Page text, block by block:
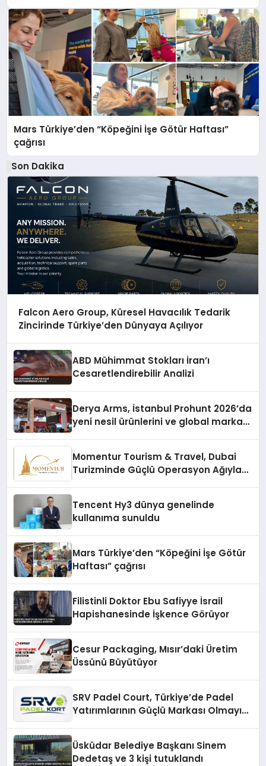
Mars Türkiye’den “Köpeğini İşe Götür Haftası”
çağrısı
Son Dakika
Falcon Aero Group, Küresel Havacılık Tedarik
Zincirinde Türkiye’den Dünyaya Açılıyor
ABD Mühimmat Stokları İran’ı
Cesaretlendirebilir Analizi
Derya Arms, İstanbul Prohunt 2026’da
yeni nesil ürünlerini ve global marka
Momentur Tourism & Travel, Dubai
Turizminde Güçlü Operasyon Ağıyla
Tencent Hy3 dünya genelinde
kullanıma sunuldu
Mars Türkiye’den “Köpeğini İşe Götür
Haftası” çağrısı
Filistinli Doktor Ebu Safiyye İsrail
Hapishanesinde İşkence Görüyor
Cesur Packaging, Mısır’daki Üretim
Üssünü Büyütüyor
SRV Padel Court, Türkiye’de Padel
Yatırımlarının Güçlü Markası Olmayı
Üsküdar Belediye Başkanı Sinem
Dedetaş ve 3 kişi tutuklandı